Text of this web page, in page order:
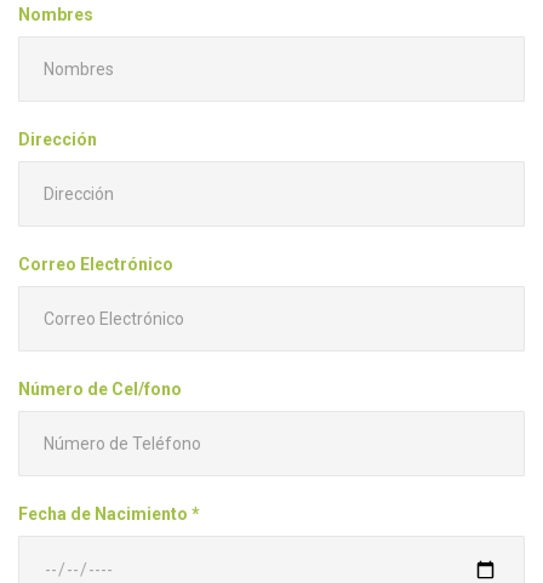
Nombres
Dirección
Correo Electrónico
Número de Cel/fono
Fecha de Nacimiento *